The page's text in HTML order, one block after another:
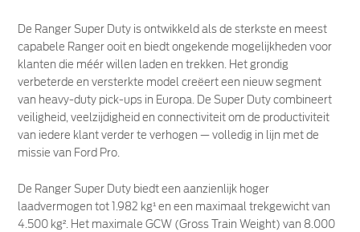
De Ranger Super Duty is ontwikkeld als de sterkste en meest
capabele Ranger ooit en biedt ongekende mogelijkheden voor
klanten die méér willen laden en trekken. Het grondig
verbeterde en versterkte model creëert een nieuw segment
van heavy-duty pick-ups in Europa. De Super Duty combineert
veiligheid, veelzijdigheid en connectiviteit om de productiviteit
van iedere klant verder te verhogen — volledig in lijn met de
missie van Ford Pro.
De Ranger Super Duty biedt een aanzienlijk hoger
laadvermogen tot 1.982 kg¹ en een maximaal trekgewicht van
4.500 kg². Het maximale GCW (Gross Train Weight) van 8.000